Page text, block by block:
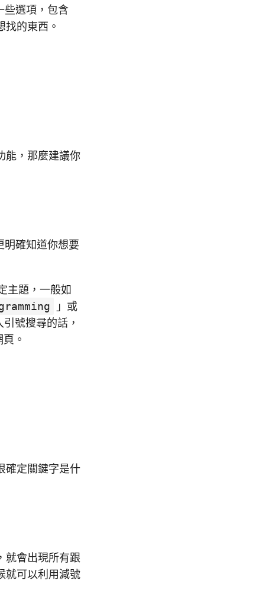
些選項，包含
找的東西。
能，那麼建議你
明確知道你想要
主題，一般如
」或
號搜尋的話，
頁。
確定關鍵字是什
就會出現所有跟
就可以利用減號